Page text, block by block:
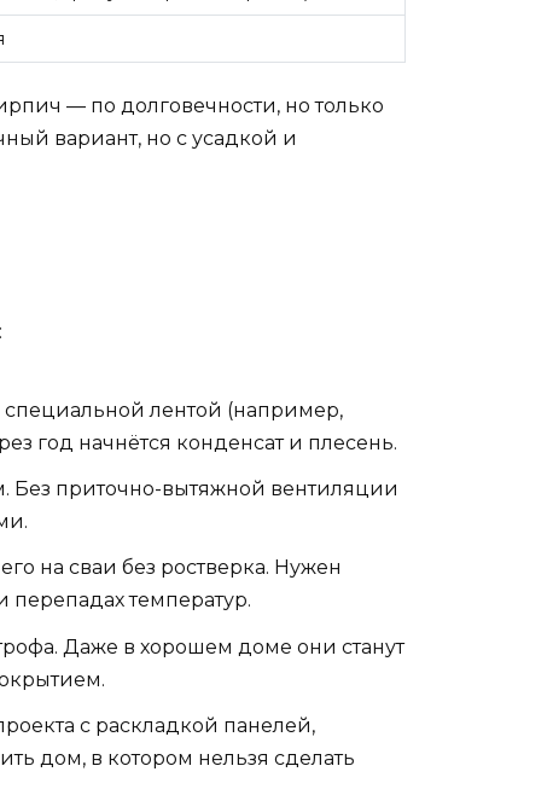
— по долговечности, но только
вариант, но с усадкой и
лентой (например,
год начнётся конденсат и плесень.
Без приточно-вытяжной вентиляции
на сваи без ростверка. Нужен
температур.
Даже в хорошем доме они станут
с раскладкой панелей,
дом, в котором нельзя сделать